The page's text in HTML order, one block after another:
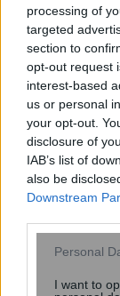
processing of
targeted
section to
opt-out request
interest-based
us or personal
your opt-out.
disclosure of
IAB’s list of
also be
Downstream
Please note
not limited to
Personal
I want to
Πτωτικές
αγορά